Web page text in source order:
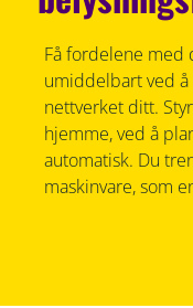
Få fordelene med
umiddelbart ved å
nettverket ditt.
hjemme, ved å
automatisk. Du
maskinvare, som